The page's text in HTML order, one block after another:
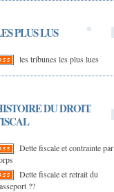
PLUS LUS
les tribunes les plus lues
DU DROIT
Dette fiscale et contrainte par
Dette fiscale et retrait du
??